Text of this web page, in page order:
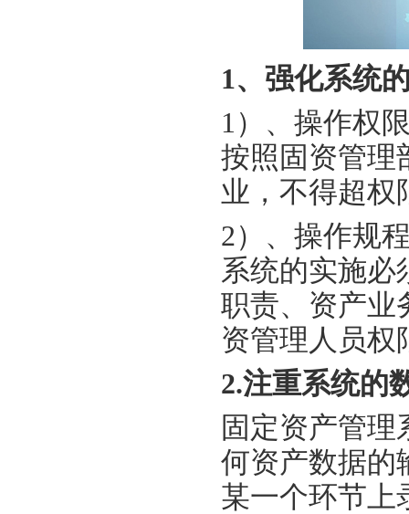
1、强化系统
1）、操作权
按照固资管理
业，不得超权
2）、操作规
系统的实施必
职责、资产业
资管理人员权
2.注重系统的
固定资产管
何资产数据的
某一个环节上